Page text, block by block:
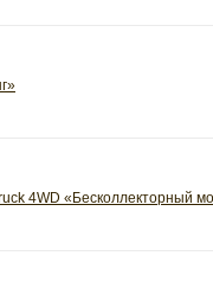
4WD «Бесколлекторный